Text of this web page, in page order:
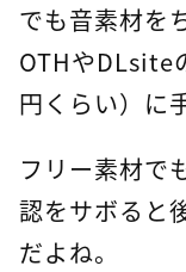
でも音素材を
OTHやDLsite
円くらい）に
フリー素材で
認をサボると
だよね。